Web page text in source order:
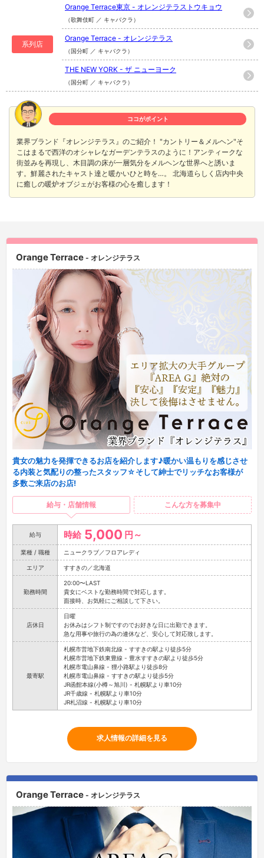
系列店
Orange Terrace東京 - オレンジテラストウキョウ
（歌舞伎町 ／ キャバクラ）
Orange Terrace - オレンジテラス
（国分町 ／ キャバクラ）
THE NEW YORK - ザ ニューヨーク
（国分町 ／ キャバクラ）
ココがポイント
業界ブランド『オレンジテラス』のご紹介！ "カントリー＆メルヘン"そ
こはまるで西洋のオシャレなガーデンテラスのように！アンティークな
街並みを再現し、木目調の床が一層気分をメルヘンな世界へと誘いま
す。鮮麗されたキャスト達と暖かいひと時を…。 北海道らしく店内中央
に癒しの暖炉オブジェがお客様の心を癒します！
Orange Terrace - オレンジテラス
貴女の魅力を発揮できるお店を紹介します♪暖かい温もりを感じさせ
る内装と気配りの整ったスタッフ☆そして紳士でリッチなお客様が
多数ご来店のお店!
給与・店舗情報 こんな方を募集中
給与 時給 5,000 円～
業種 / 職種 ニュークラブ／フロアレディ
エリア すすきの／北海道
勤務時間
20:00〜LAST
貴女にベストな勤務時間で対応します。
面接時、お気軽にご相談して下さい。
店休日
日曜
お休みはシフト制ですのでお好きな日に出勤できます。
急な用事や旅行の為の連休など、安心して対応致します。
最寄駅
札幌市営地下鉄南北線 - すすきの駅より徒歩5分
札幌市営地下鉄東豊線 - 豊水すすきの駅より徒歩5分
札幌市電山鼻線 - 狸小路駅より徒歩8分
札幌市電山鼻線 - すすきの駅より徒歩5分
JR函館本線(小樽～旭川) - 札幌駅より車10分
JR千歳線 - 札幌駅より車10分
JR札沼線 - 札幌駅より車10分
求人情報の詳細を見る
Orange Terrace - オレンジテラス